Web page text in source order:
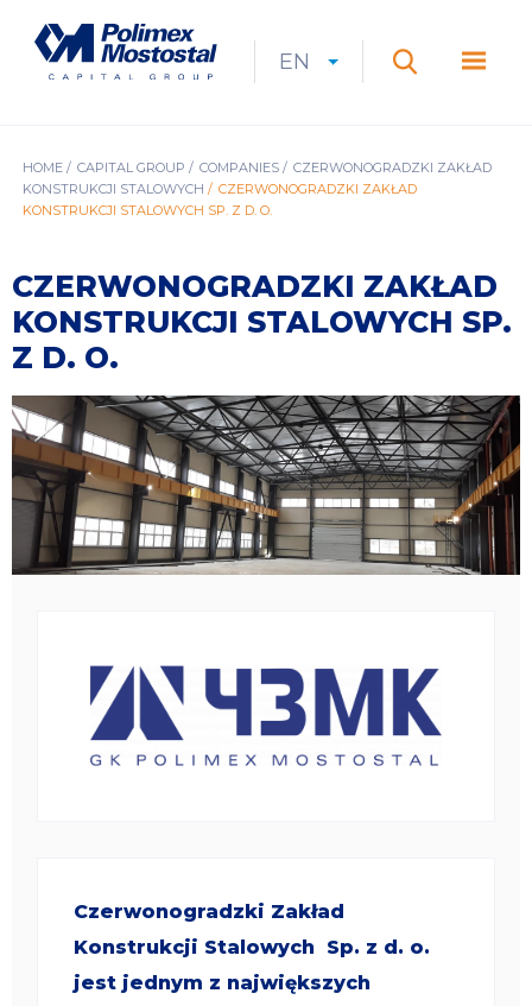
main
content
Mostostal
CURRENT
EN
EXPAND
LANGUAGESEARCH
BREADCRUMB
HOME CAPITAL GROUP COMPANIES
CZERWONOGRADZKI ZAKŁAD
KONSTRUKCJI STALOWYCH
CZERWONOGRADZKI ZAKŁAD
KONSTRUKCJI STALOWYCH SP. Z D. O.
CZERWONOGRADZKI ZAKŁAD
KONSTRUKCJI STALOWYCH SP.
Z D. O.
Czerwonogradzki Zakład
Konstrukcji Stalowych Sp. z d. o.
jest jednym z największych